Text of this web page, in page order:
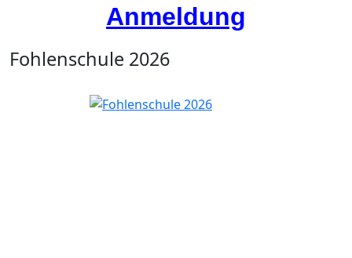
Anmeldung
Fohlenschule 2026